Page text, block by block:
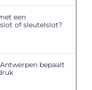
een
of sleutelslot?
bepaalt